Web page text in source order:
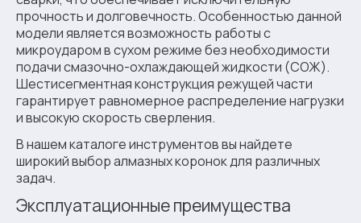
прочность и долговечность. Особенностью данной
модели является возможность работы с
микроударом в сухом режиме без необходимости
подачи смазочно-охлаждающей жидкости (СОЖ).
Шестисегментная конструкция режущей части
гарантирует равномерное распределение нагрузки
и высокую скорость сверления.
В нашем каталоге инструментов вы найдете
широкий выбор алмазных коронок для различных
задач.
Эксплуатационные преимущества